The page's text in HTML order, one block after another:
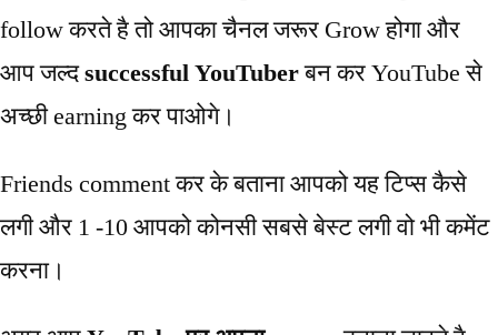
follow करते है तो आपका चैनल जरूर Grow होगा और
आप जल्दsuccessful YouTuberबन कर YouTube से
अच्छी earning कर पाओगे।
Friends comment कर के बताना आपको यह टिप्स कैसे
लगी और 1 -10 आपको कोनसी सबसे बेस्ट लगी वो भी कमेंट
करना।